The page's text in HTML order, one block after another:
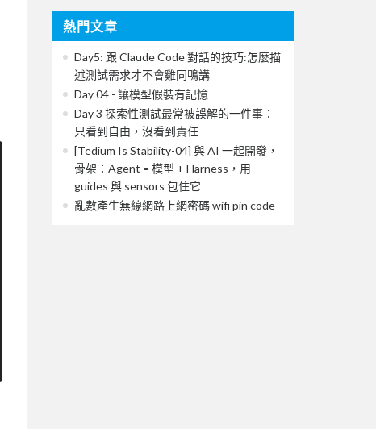
熱門文章
Day5: 跟 Claude Code 對話的技巧:怎麼描
述測試需求才不會雞同鴨講
Day 04 - 讓模型假裝有記憶
Day 3 探索性測試最常被誤解的一件事：
只看到自由，沒看到責任
[Tedium Is Stability-04] 與 AI 一起開發，
骨架：Agent = 模型 + Harness，用
guides 與 sensors 包住它
亂數產生無線網路上網密碼 wifi pin code